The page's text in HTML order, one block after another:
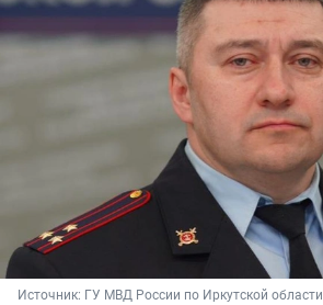
Источник: ГУ МВД России по Иркутской области